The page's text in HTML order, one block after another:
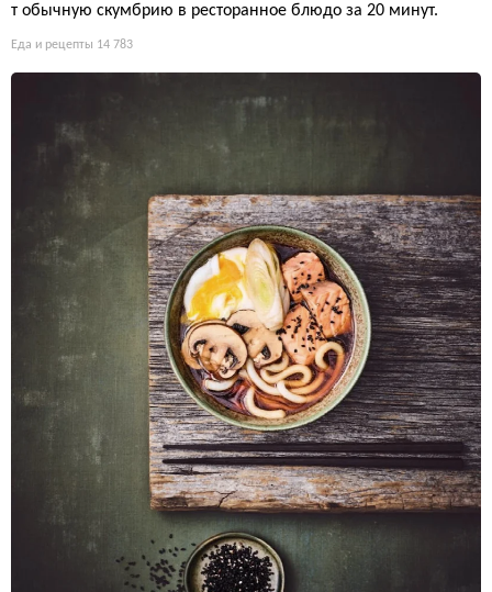
т обычную скумбрию в ресторанное блюдо за 20 минут.
Еда и рецепты 14 783